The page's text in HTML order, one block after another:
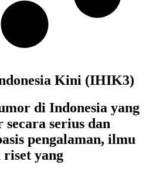
Kini (IHIK3)
di Indonesia yang
serius dan
pengalaman, ilmu
riset yang